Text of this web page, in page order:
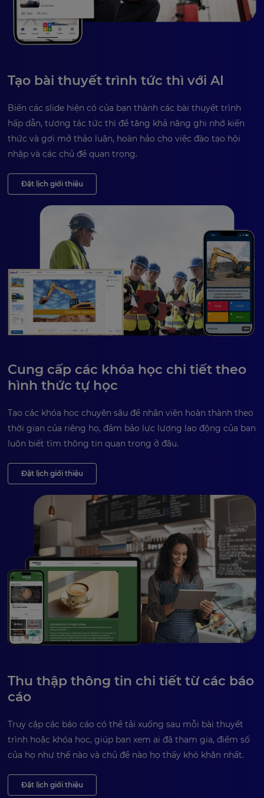
Tạo bài thuyết trình tức thì với AI
Biến các slide hiện có của bạn thành các bài thuyết trình
hấp dẫn, tương tác tức thì để tăng khả năng ghi nhớ kiến
thức và gợi mở thảo luận, hoàn hảo cho việc đào tạo hội
nhập và các chủ đề quan trọng.
Đặt lịch giới thiệu
Cung cấp các khóa học chi tiết theo
hình thức tự học
Tạo các khóa học chuyên sâu để nhân viên hoàn thành theo
thời gian của riêng họ, đảm bảo lực lượng lao động của bạn
luôn biết tìm thông tin quan trọng ở đâu.
Đặt lịch giới thiệu
Thu thập thông tin chi tiết từ các báo
cáo
Truy cập các báo cáo có thể tải xuống sau mỗi bài thuyết
trình hoặc khóa học, giúp bạn xem ai đã tham gia, điểm số
của họ như thế nào và chủ đề nào họ thấy khó khăn nhất.
Đặt lịch giới thiệu